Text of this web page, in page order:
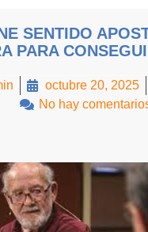
SENTIDO
PARA
octubre 20, 2025
No hay